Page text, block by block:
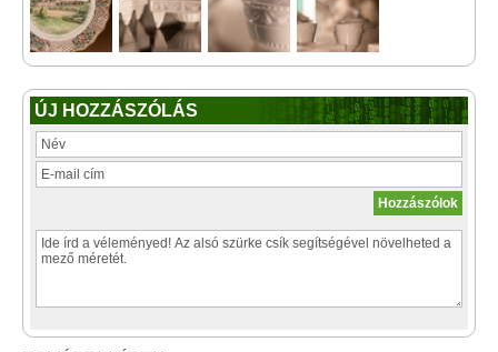
ÚJ HOZZÁSZÓLÁS